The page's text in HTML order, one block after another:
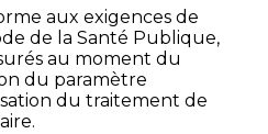
aux exigences de
de la Santé Publique,
au moment du
du paramètre
du traitement de